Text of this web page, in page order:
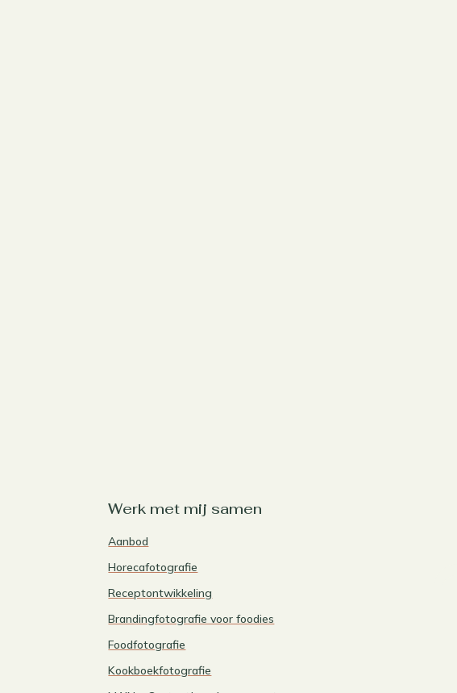
Werk met mij samen
Aanbod
Horecafotografie
Receptontwikkeling
Brandingfotografie voor foodies
Foodfotografie
Kookboekfotografie